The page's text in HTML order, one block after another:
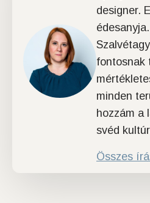
designer.
fontosnak
minden
hozzám a
svéd
Összes